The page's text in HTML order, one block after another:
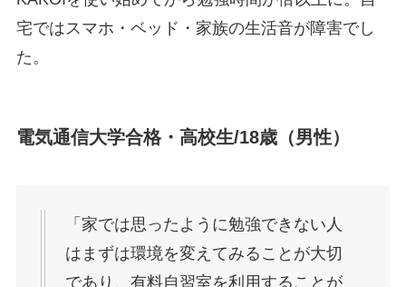
宅ではスマホ・ベッド・家族の生活音が障害でし
た。
電気通信大学合格・高校生/18歳（男性）
「家では思ったように勉強できない人
はまずは環境を変えてみることが大切
であり、有料自習室を利用することが